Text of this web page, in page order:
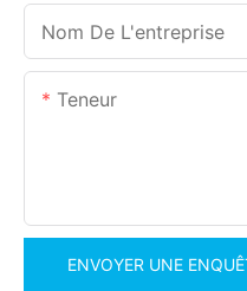
Nom De L'entreprise
Teneur
ENVOYER UNE